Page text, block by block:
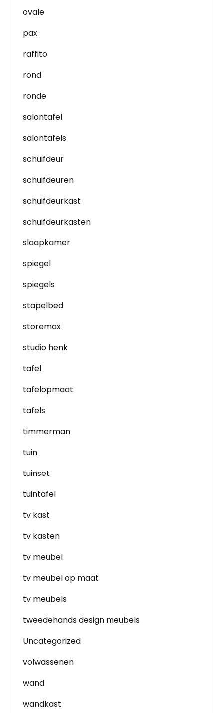
ovale
pax
raffito
rond
ronde
salontafel
salontafels
schuifdeur
schuifdeuren
schuifdeurkast
schuifdeurkasten
slaapkamer
spiegel
spiegels
stapelbed
storemax
studio henk
tafel
tafelopmaat
tafels
timmerman
tuin
tuinset
tuintafel
tv kast
tv kasten
tv meubel
tv meubel op maat
tv meubels
tweedehands design meubels
Uncategorized
volwassenen
wand
wandkast